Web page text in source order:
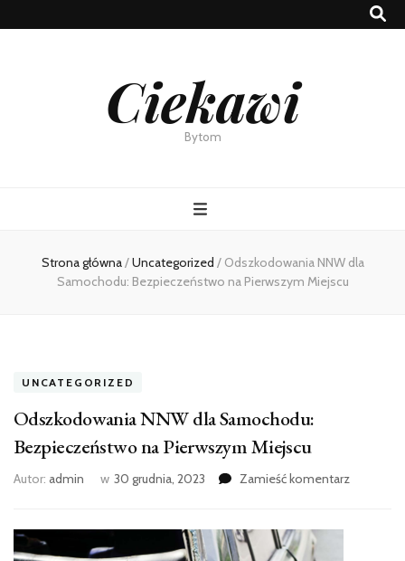
Ciekawi
Bytom
Strona główna/Uncategorized / Odszkodowania NNW dla
Samochodu: Bezpieczeństwo na Pierwszym Miejscu
UNCATEGORIZED
Odszkodowania NNW dla Samochodu:
Bezpieczeństwo na Pierwszym Miejscu
Autor: admin w 30 grudnia, 2023 Zamieść komentarzwe